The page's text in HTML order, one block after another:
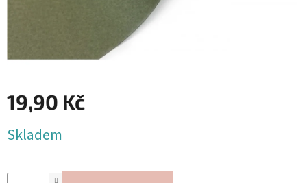
Přihlášení
19,90 Kč
cena:
Skladem